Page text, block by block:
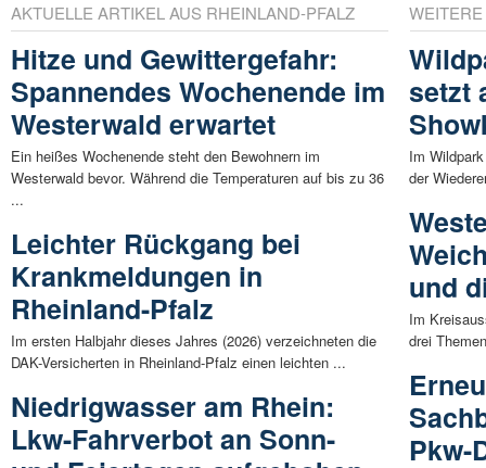
AKTUELLE ARTIKEL AUS RHEINLAND-PFALZ
Hitze und Gewittergefahr:
Spannendes Wochenende im
Westerwald erwartet
Ein heißes Wochenende steht den Bewohnern im
Westerwald bevor. Während die Temperaturen auf bis zu 36
...
Leichter Rückgang bei
Krankmeldungen in
Rheinland-Pfalz
Im ersten Halbjahr dieses Jahres (2026) verzeichneten die
DAK-Versicherten in Rheinland-Pfalz einen leichten ...
Niedrigwasser am Rhein:
Lkw-Fahrverbot an Sonn-
setzt
Im
der
und
Im
drei
Pkw-